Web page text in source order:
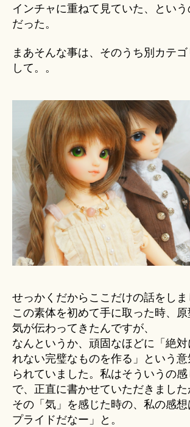
インチャに重ねて見ていた、とい
だった。
まあそんな事は、そのうち別カテゴ
して。。
せっかくだからここだけの話をしま
この素体を初めて手に取った時、
気が伝わってきたんですが、
なんというか、頑固なほどに「絶
れない完璧なものを作る」という
られていました。私はそういうの
で、正直に書かせていただきました
その「気」を感じた時の、私の感想
プライドだなー」と。